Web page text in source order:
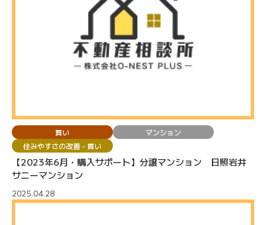
買い
マンション
住みやすさの改善 - 買い
【2023年6月・購入サポート】分譲マンション 日照岩井
サニーマンション
2025.04.28